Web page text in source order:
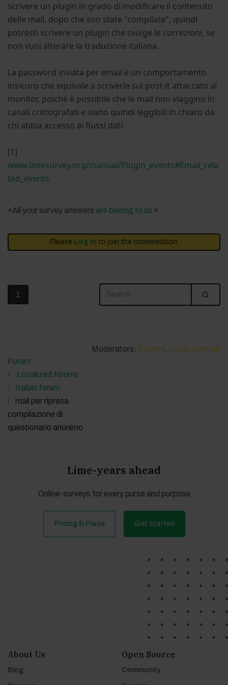
scrivere un plugin in grado di modificare il contenuto
delle mail, dopo che son state "compilate", quindi
potresti scrivere un plugin che svolge le correzioni, se
non vuoi alterare la traduzione italiana.
La password inviata per email è un comportamento
insicuro che equivale a scriverle sul post-it attaccato al
monitor, poiché è possibile che le mail non viaggino in
canali crittografati e siano quindi leggibili in chiaro da
chi abbia accesso ai flussi dati.
[1]
www.limesurvey.org/manual/Plugin_events#Email_rela
ted_events
«All your survey answers are belong to us »
Please Log in to join the conversation.
1
Moderators: lfanfoni holch tpartner
Forum
Localized forums
Italian forum
mail per ripresa
compilazione di
questionario anonimo
Lime-years ahead
Online-surveys for every purse and purpose
Pricing & Plans Get started
About Us
Blog
Open Source
Community